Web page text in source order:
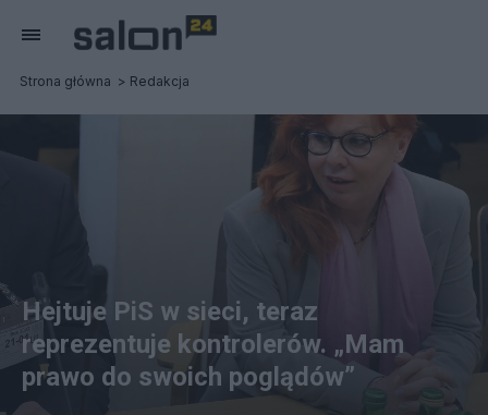
Strona główna Redakcja
Hejtuje PiS w sieci, teraz
reprezentuje kontrolerów. „Mam
prawo do swoich poglądów”